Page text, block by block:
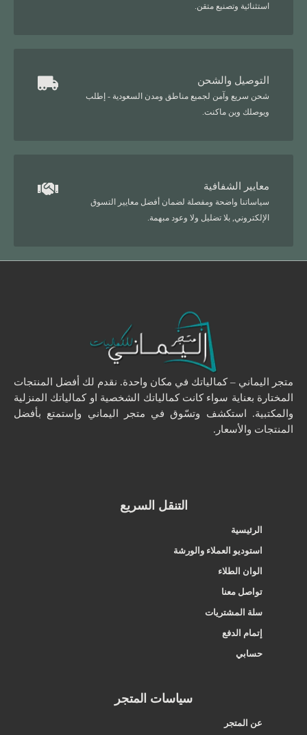
استثنائية وتصنيع متقن.
التوصيل والشحن
شحن سريع وآمن لجميع مناطق ومدن السعودية - إطلب
ويوصلك وين ماكنت.
معايير الشفافية
سياساتنا واضحة ومفصلة لضمان أفضل معايير التسوق
الإلكتروني, بلا تضليل ولا وعود مبهمة.
متجر اليماني – كمالياتك في مكان واحدة. نقدم لك أفضل المنتجات
المختارة بعناية سواء كانت كمالياتك الشخصية او كمالياتك المنزلية
والمكتبية. استكشف وتسّوق في متجر اليماني وإستمتع بأفضل
المنتجات والأسعار.
التنقل السريع
الرئيسية
استوديو العملاء والورشة
الوان الطلاء
تواصل معنا
سلة المشتريات
إتمام الدفع
حسابي
سياسات المتجر
عن المتجر